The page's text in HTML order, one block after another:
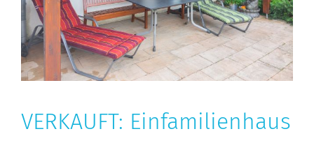
VERKAUFT: Einfamilienhaus